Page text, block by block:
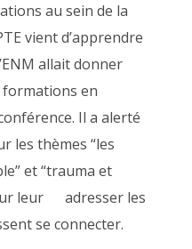
au sein de la
vient d’apprendre
allait donner
formations en
Il a alerté
les thèmes “les
et “trauma et
leur adresser les
se connecter.